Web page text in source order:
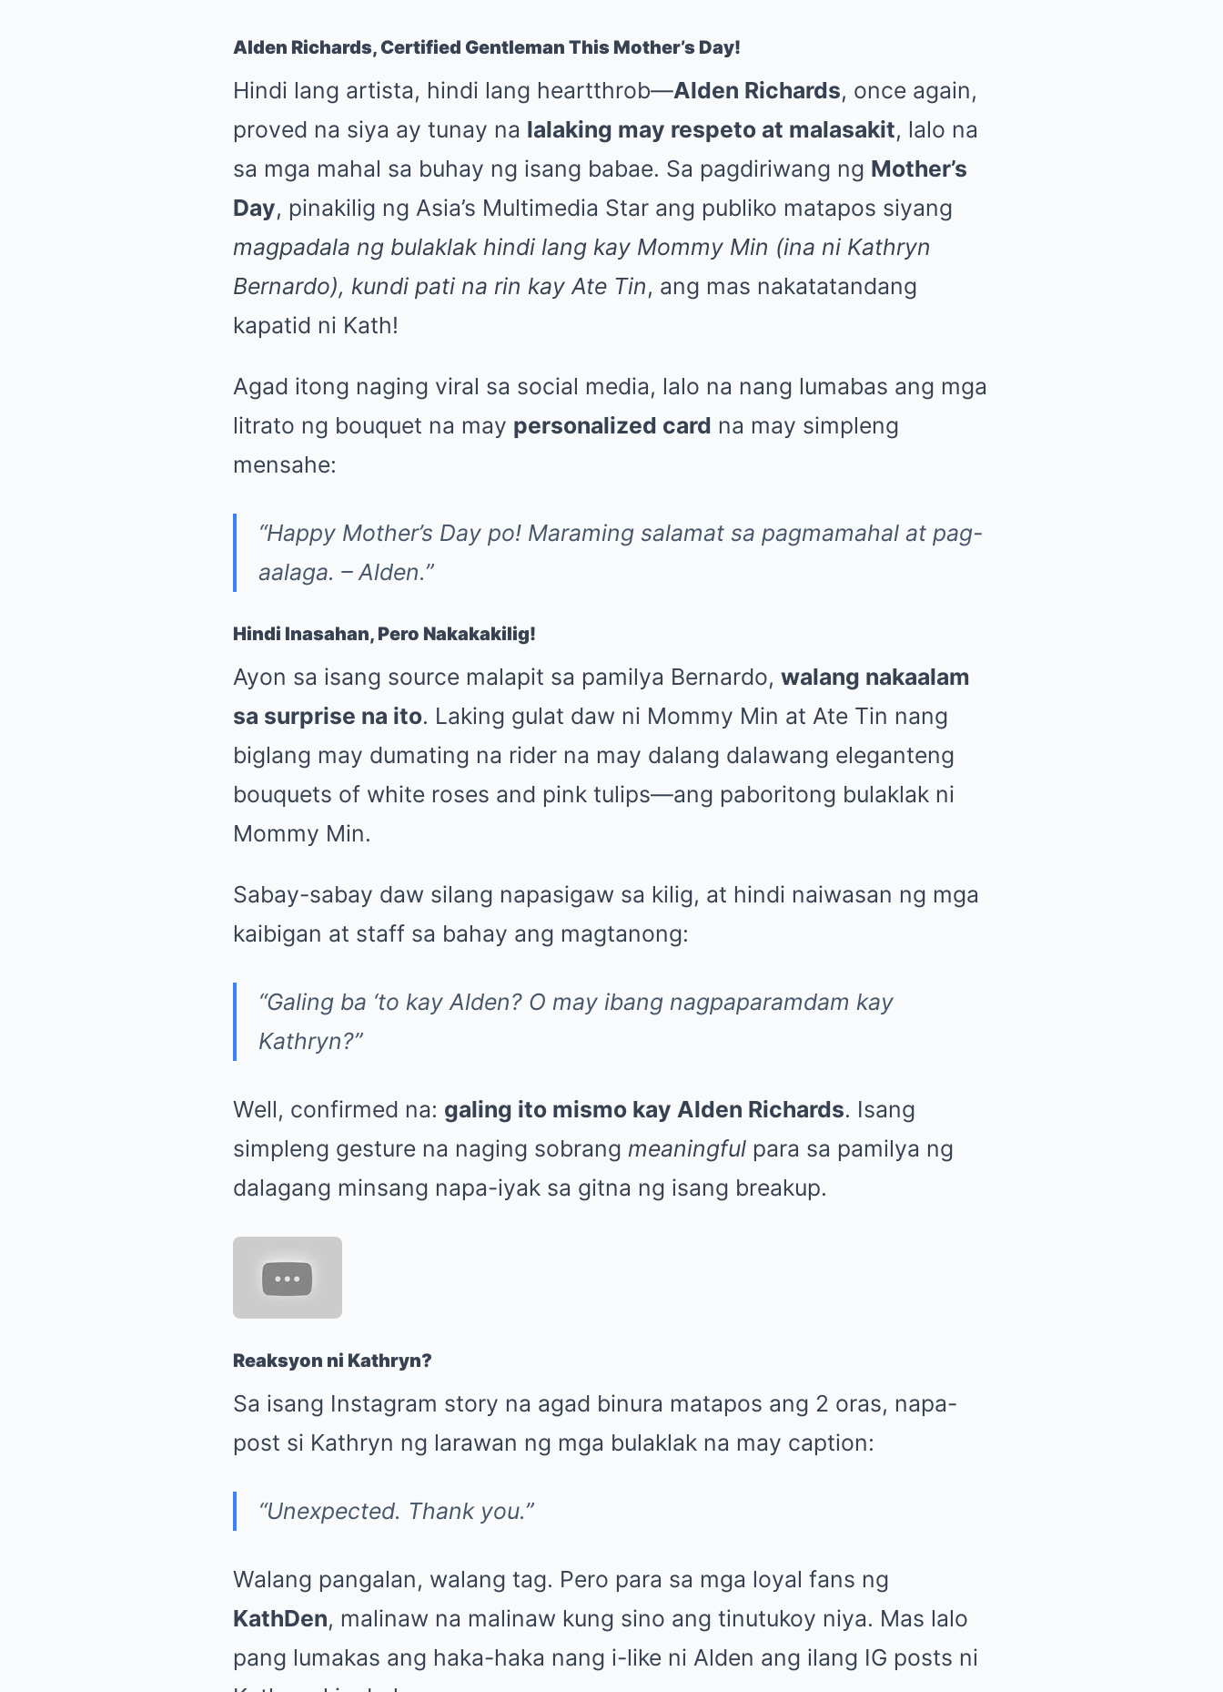
Alden Richards, Certified Gentleman This Mother’s Day!
Hindi lang artista, hindi lang heartthrob—Alden Richards, once again,
proved na siya ay tunay na lalaking may respeto at malasakit, lalo na
sa mga mahal sa buhay ng isang babae. Sa pagdiriwang ng Mother’s
Day, pinakilig ng Asia’s Multimedia Star ang publiko matapos siyang
magpadala ng bulaklak hindi lang kay Mommy Min (ina ni Kathryn
Bernardo), kundi pati na rin kay Ate Tin, ang mas nakatatandang
kapatid ni Kath!
Agad itong naging viral sa social media, lalo na nang lumabas ang mga
litrato ng bouquet na may personalized card na may simpleng
mensahe:
“Happy Mother’s Day po! Maraming salamat sa pagmamahal at pag-
aalaga. – Alden.”
Hindi Inasahan, Pero Nakakakilig!
Ayon sa isang source malapit sa pamilya Bernardo, walang nakaalam
sa surprise na ito. Laking gulat daw ni Mommy Min at Ate Tin nang
biglang may dumating na rider na may dalang dalawang eleganteng
bouquets of white roses and pink tulips—ang paboritong bulaklak ni
Mommy Min.
Sabay-sabay daw silang napasigaw sa kilig, at hindi naiwasan ng mga
kaibigan at staff sa bahay ang magtanong:
“Galing ba ‘to kay Alden? O may ibang nagpaparamdam kay
Kathryn?”
Well, confirmed na: galing ito mismo kay Alden Richards. Isang
simpleng gesture na naging sobrang meaningful para sa pamilya ng
dalagang minsang napa-iyak sa gitna ng isang breakup.
Reaksyon ni Kathryn?
Sa isang Instagram story na agad binura matapos ang 2 oras, napa-
post si Kathryn ng larawan ng mga bulaklak na may caption:
“Unexpected. Thank you.”
Walang pangalan, walang tag. Pero para sa mga loyal fans ng
KathDen, malinaw na malinaw kung sino ang tinutukoy niya. Mas lalo
pang lumakas ang haka-haka nang i-like ni Alden ang ilang IG posts ni